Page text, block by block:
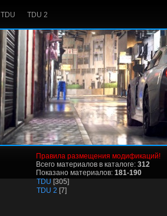
TDU TDU 2
Правила размещения модификаций!
Всего материалов в каталоге: 312
Показано материалов: 181-190
TDU [305]
TDU 2 [7]